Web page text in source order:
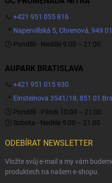
📞 +421 951 055 816
📍 Napervillská 5, Chrenová, 949
🕒 Pondělí - Neděle 9:00 – 21:00
AUPARK BRATISLAVA
📞 +421 951 015 930
📍 Einsteinova 3541/18, 851 01
🕒 Pondělí - Pátek 10:00 – 21:00
🕒 Sobota - Neděle 9:00 – 21:00
ODEBÍRAT NEWSLETTER
Vložte svůj e-mail a my vám
produktech na našem e-shopu.